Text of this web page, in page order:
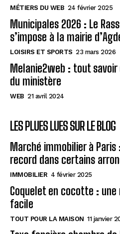
MÉTIERS DU WEB 24 février 2025
Municipales 2026 : Le
s’impose à la mairie
LOISIRS ET SPORTS 23 mars 2026
Melanie2web : tout
du ministère
WEB 21 avril 2024
LES PLUES LUES SUR LE BLOG
Marché immobilier à
record dans certains
IMMOBILIER 4 février 2025
Coquelet en cocotte :
facile
TOUT POUR LA MAISON 11 janvier